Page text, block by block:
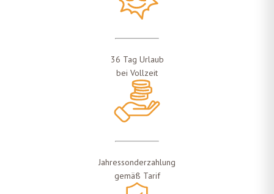
36 Tag Urlaub
bei Vollzeit
Jahressonderzahlung
gemäß Tarif